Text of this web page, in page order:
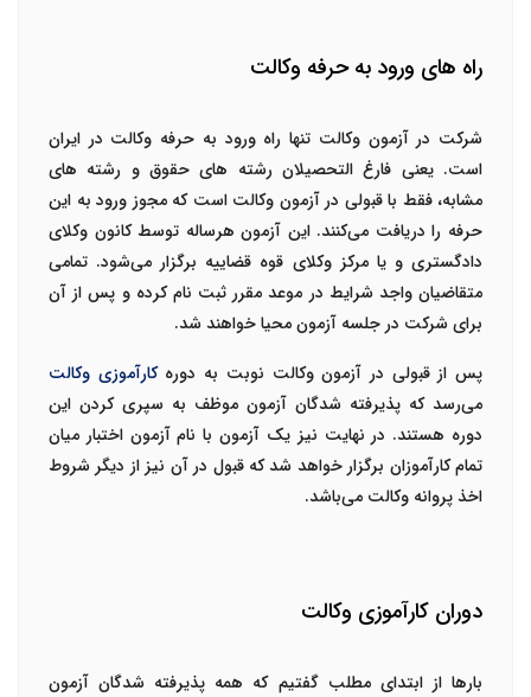
راه های ورود به حرفه وکالت
شرکت در آزمون وکالت تنها راهورود به حرفه وکالت در ایران
است. یعنی فارغ التحصیلان رشته های حقوق و رشته های
مشابه، فقط با قبولی در آزمون وکالت است که مجوز ورود به این
حرفه را دریافت می‌کنند. این آزمون هرساله توسطکانون وکلای
دادگستری و یا مرکز وکلای قوه قضاییه برگزار می‌شود. تمامی
متقاضیان واجد شرایط در موعد مقرر ثبت نام کرده و پس از آن
برای شرکت در جلسه آزمون محیا خواهند شد.
پس از قبولی در آزمون وکالت نوبت به دورهکارآموزی وکالت
می‌رسد که پذیرفته شدگان آزمون موظف به سپری کردن این
دوره هستند. در نهایت نیز یک آزمون با نام آزمون اختبار میان
تمام کارآموزان برگزار خواهد شد که قبول در آن نیز از دیگر شروط
اخذ پروانه وکالت می‌باشد.
دوران کارآموزی وکالت
بارها از ابتدای مطلب گفتیم که همه پذیرفته شدگان آزمون